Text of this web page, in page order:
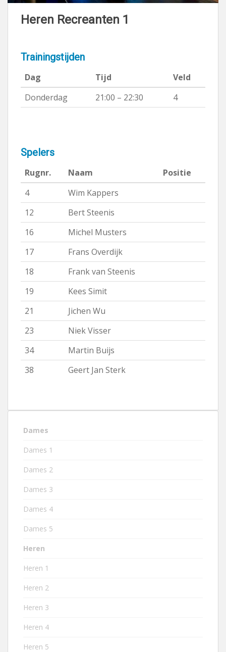
Heren Recreanten 1
Trainingstijden
Dag Tijd
Veld
Donderdag
21:00 – 22:30 4
Spelers
Rugnr. Naam
Positie
4
Wim Kappers
12
Bert Steenis
16
Michel Musters
17
Frans Overdijk
18
Frank van Steenis
19
Kees Simit
21
Jichen Wu
23
Niek Visser
34
Martin Buijs
38
Geert Jan Sterk
Dames
Dames 1
Dames 2
Dames 3
Dames 4
Dames 5
Heren
Heren 1
Heren 2
Heren 3
Heren 4
Heren 5